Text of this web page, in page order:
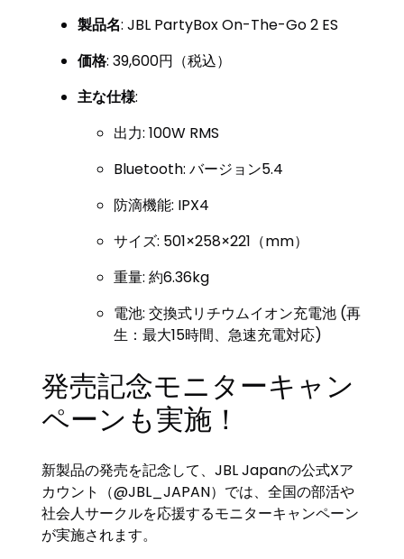
製品名: JBL PartyBox On-The-Go 2 ES
価格: 39,600円（税込）
主な仕様:
出力: 100W RMS
Bluetooth: バージョン5.4
防滴機能: IPX4
サイズ: 501×258×221（mm）
重量: 約6.36kg
電池: 交換式リチウムイオン充電池 (再
生：最大15時間、急速充電対応)
発売記念モニターキャン
ペーンも実施！
新製品の発売を記念して、JBL Japanの公式Xア
カウント（@JBL_JAPAN）では、全国の部活や
社会人サークルを応援するモニターキャンペーン
が実施されます。